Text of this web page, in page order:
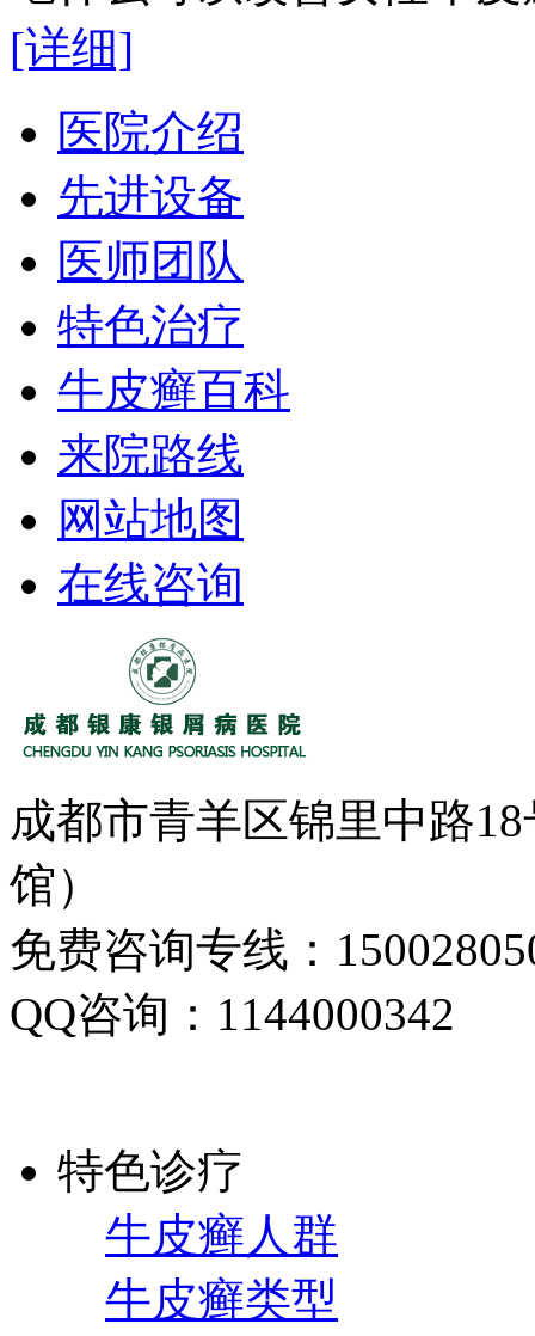
[详细]
医院介绍
先进设备
医师团队
特色治疗
牛皮癣百科
来院路线
网站地图
在线咨询
成都市青羊区锦里中路
馆）
免费咨询专线：
QQ咨询：1144000342
特色诊疗
牛皮癣人群
牛皮癣类型